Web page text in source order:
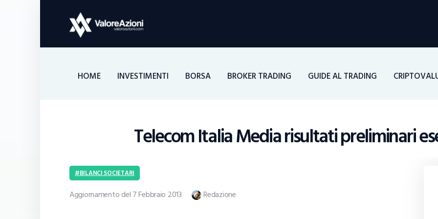
HOME INVESTIMENTI BORSA BROKER TRADING GUIDE AL TRADING
Telecom Italia Media risultati preliminari
Investimenti
Borsa
Guide Al Trading
BILANCI SOCIETARI
Aggiornamento del 7 Febbraio 2013 Redazione